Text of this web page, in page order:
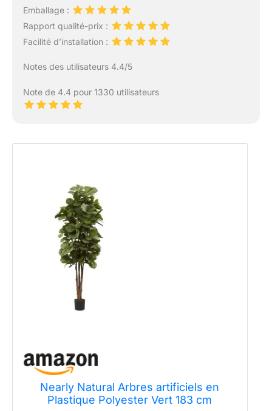
Emballage :
Rapport qualité-prix :
Facilité d’installation :
Notes des utilisateurs 4.4/5
Note de 4.4 pour 1330 utilisateurs
Nearly Natural Arbres artificiels en
Plastique Polyester Vert 183 cm